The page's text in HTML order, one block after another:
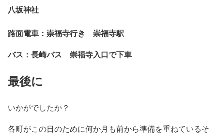
八坂神社
路面電車：崇福寺行き 崇福寺駅
バス：長崎バス 崇福寺入口で下車
最後に
いかがでしたか？
各町がこの日のために何か月も前から準備を重ねているそ